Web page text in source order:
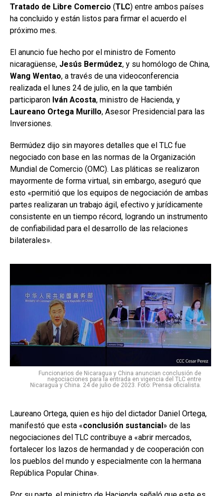
Tratado de Libre Comercio (TLC) entre ambos países
ha concluido y están listos para firmar el acuerdo el
próximo mes.
El anuncio fue hecho por el ministro de Fomento
nicaragüense, Jesús Bermúdez, y su homólogo de China,
Wang Wentao, a través de una videoconferencia
realizada el lunes 24 de julio, en la que también
participaron Iván Acosta, ministro de Hacienda, y
Laureano Ortega Murillo, Asesor Presidencial para las
Inversiones.
Bermúdez dijo sin mayores detalles que el TLC fue
negociado con base en las normas de la Organización
Mundial de Comercio (OMC). Las pláticas se realizaron
mayormente de forma virtual, sin embargo, aseguró que
esto «permitió que los equipos de negociación de ambas
partes realizaran un trabajo ágil, efectivo y jurídicamente
consistente en un tiempo récord, logrando un instrumento
de confiabilidad para el desarrollo de las relaciones
bilaterales».
Funcionarios de Nicaragua y China anuncian conclusión de
negociaciones para la entrada en vigencia del TLC entre
Nicaragua y China. 24 de julio de 2023. Foto: Prensa oficialista.
Laureano Ortega, quien es hijo del dictador Daniel Ortega,
manifestó que esta «conclusión sustancial » de las
negociaciones del TLC contribuye a «abrir mercados,
fortalecer los lazos de hermandad y de cooperación con
los pueblos del mundo y especialmente con la hermana
República Popular China».